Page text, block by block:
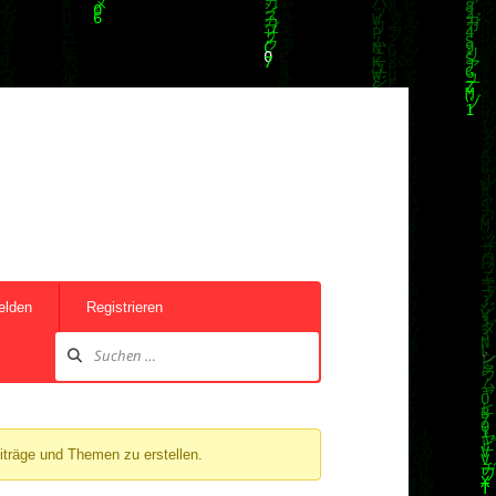
Registrieren
und Themen zu erstellen.